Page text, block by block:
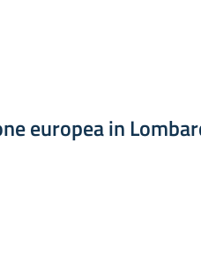
europea in